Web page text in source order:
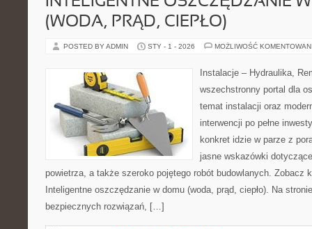
(WODA, PRĄD, CIEPŁO)
POSTED BY ADMIN STY - 1 - 2026 MOŻLIWOŚĆ
Instalacje – Hydraulika,
wszechstronny portal dla
temat instalacji oraz
interwencji po pełne
konkret idzie w parze z
jasne wskazówki
powietrza, a także szeroko pojętego robót budowlanych. Zobacz
Inteligentne oszczędzanie w domu (woda, prąd, ciepło). Na
bezpiecznych rozwiązań, […]